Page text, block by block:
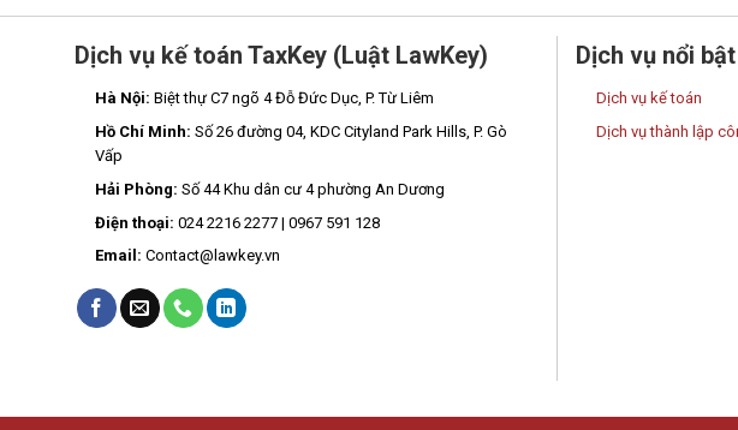
Dịch vụ kế toán TaxKey (Luật LawKey)
Hà Nội: Biệt thự C7 ngõ 4 Đỗ Đức Dục, P. Từ Liêm
Hồ Chí Minh: Số 26 đường 04, KDC Cityland Park Hills, P. Gò
Vấp
Hải Phòng: Số 44 Khu dân cư 4 phường An Dương
Điện thoại: 024 2216 2277 | 0967 591 128
Email: Contact@lawkey.vn
Dịch vụ nổi bật
Dịch vụ kế toán
Dịch vụ thành lập